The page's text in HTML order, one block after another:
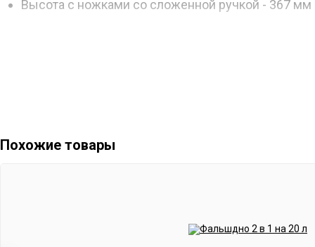
Высота с ножками со сложенной ручкой - 367 мм
Похожие товары